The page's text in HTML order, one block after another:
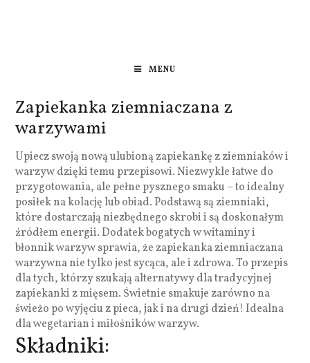
MENU
Zapiekanka ziemniaczana z
warzywami
Upiecz swoją nową ulubioną zapiekankę z ziemniaków i
warzyw dzięki temu przepisowi. Niezwykle łatwe do
przygotowania, ale pełne pysznego smaku – to idealny
posiłek na kolację lub obiad. Podstawą są ziemniaki,
które dostarczają niezbędnego skrobi i są doskonałym
źródłem energii. Dodatek bogatych w witaminy i
błonnik warzyw sprawia, że zapiekanka ziemniaczana
warzywna nie tylko jest sycąca, ale i zdrowa. To przepis
dla tych, którzy szukają alternatywy dla tradycyjnej
zapiekanki z mięsem. Świetnie smakuje zarówno na
świeżo po wyjęciu z pieca, jak i na drugi dzień! Idealna
dla wegetarian i miłośników warzyw.
Składniki: